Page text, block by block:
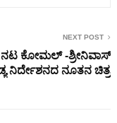
NEXT POST
ನಟ ಕೋಮಲ್ -ಶ್ರೀನಿವಾಸ್
ನಿರ್ದೇಶನದ ನೂತನ ಚಿತ್ರ